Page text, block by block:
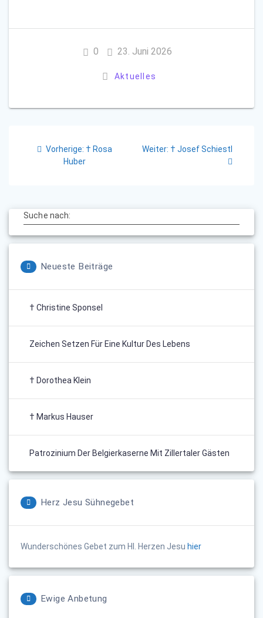
0 23. Juni 2026
Aktuelles
Vorherige: Vorheriger
Beitrag:
† Rosa
Huber
Weiter: Nächster
† Josef Schiestl
Suche nach:
Neueste Beiträge
† Christine Sponsel
Zeichen Setzen Für Eine Kultur Des Lebens
† Dorothea Klein
† Markus Hauser
Patrozinium Der Belgierkaserne Mit Zillertaler Gästen
Herz Jesu Sühnegebet
Wunderschönes Gebet zum Hl. Herzen Jesu hier
Ewige Anbetung